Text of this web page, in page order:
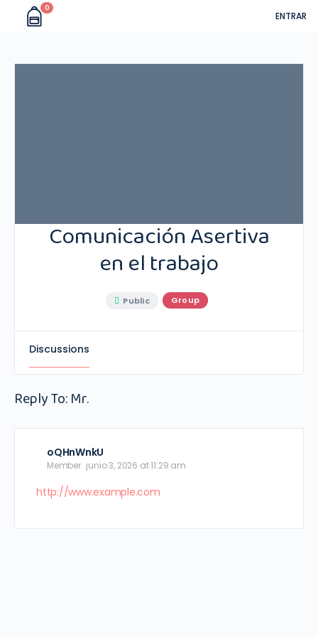
0
ENTRAR
Comunicación Asertiva
en el trabajo
Public Group
Discussions
Reply To: Mr.
oQHnWnkU
Member junio 3, 2026 at 11:29 am
http://www.example.com